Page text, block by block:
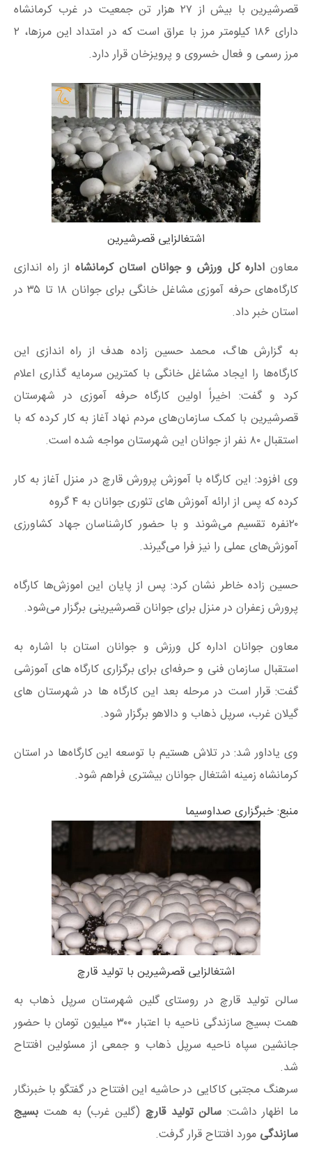
قصرشیرین با بیش از ۲۷ هزار تن جمعیت در غرب کرمانشاه
دارای ۱۸۶ کیلومتر مرز با عراق است که در امتداد این مرزها، ۲
مرز رسمی و فعال خسروی و پرویزخان قرار دارد.
اشتغالزایی قصرشیرین
معاون اداره کل ورزش و جوانان استان کرمانشاهاز راه اندازی
کارگاه‌های حرفه آموزی مشاغل خانگی برای جوانان ۱۸ تا ۳۵ در
استان خبر داد.
به گزارش هاگ، محمد حسین زاده هدف از راه اندازی این
کارگاه‌ها را ایجاد مشاغل خانگی با کمترین سرمایه گذاری اعلام
کرد و گفت: اخیراً اولین کارگاه حرفه آموزی در شهرستان
قصرشیرین با کمک سازمان‌های مردم نهاد آغاز به کار کرده که با
استقبال ۸۰ نفر از جوانان این شهرستان مواجه شده است.
وی افزود: این کارگاه با آموزش پرورش قارچ در منزل آغاز به کار
کرده که پس از ارائه آموزش‌ های تئوری جوانان به ۴ گروه
۲۰نفره تقسیم می‌شوند و با حضور کارشناسان جهاد کشاورزی
آموزش‌های عملی را نیز فرا می‌گیرند.
حسین زاده خاطر نشان کرد: پس از پایان این اموزش‌ها کارگاه
پرورش زعفران در منزل برای جوانان قصرشیرینی برگزار می‌شود.
معاون جوانان اداره کل ورزش و جوانان استان با اشاره به
استقبال سازمان فنی و حرفه‌ای برای برگزاری کارگاه‌ های آموزشی
گفت: قرار است در مرحله بعد این کارگاه‌ ها در شهرستان‌ های
گیلان غرب، سرپل ذهاب و دالاهو برگزار شود.
وی یاداور شد: در تلاش هستیم با توسعه این کارگاه‌ها در استان
کرمانشاه زمینه اشتغال جوانان بیشتری فراهم شود.
منبع: خبرگزاری صداوسیما
اشتغالزایی قصرشیرین با تولید قارچ
سالن تولید قارچ در روستای گلین شهرستان سرپل ذهاب به
همت بسیج سازندگی ناحیه با اعتبار ۳۰۰ میلیون تومان با حضور
جانشین سپاه ناحیه سرپل ذهاب و جمعی از مسئولین افتتاح
شد.
سرهنگ مجتبی کاکایی در حاشیه این افتتاح در گفتگو با خبرنگار
ما اظهار داشت: سالن تولید قارچ (گلین غرب) به همت بسیج
سازندگی مورد افتتاح قرار گرفت.